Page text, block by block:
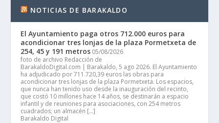
NOTICIAS DE BARAKALDO
El Ayuntamiento paga otros 712.000 euros para
acondicionar tres lonjas de la plaza Pormetxeta de
254, 45 y 191 metros 05/08/2026
foto de archivo Redacción de
BarakaldoDigital.com | Barakaldo, 5 ago 2026. El Ayuntamiento
ha adjudicado por 711.720,39 euros las obras para
acondicionar tres lonjas de la plaza Pormetxeta. Los espacios,
que nunca han tenido uso desde la inauguración del recinto,
que costó 10 millones hace 14 años, se destinarán a espacio
infantil y de reuniones para asociaciones, con 254 metros
cuadrados; un almacén […]
Barakaldo Digital